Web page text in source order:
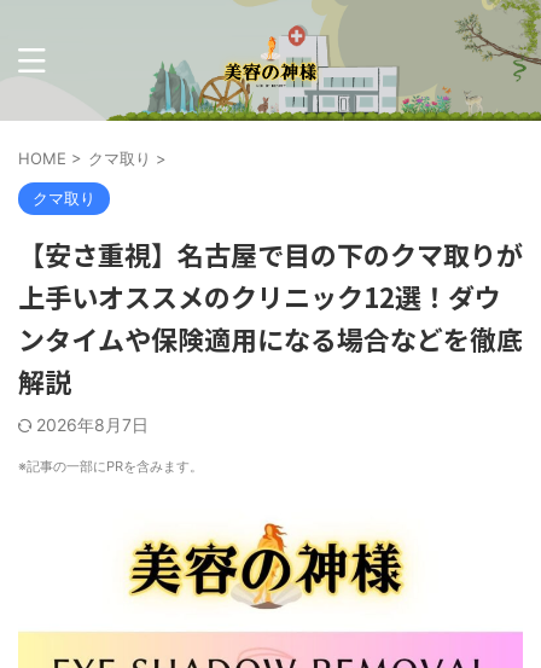
HOME > クマ取り >
クマ取り
【安さ重視】名古屋で目の下のクマ取りが
上手いオススメのクリニック12選！ダウ
ンタイムや保険適用になる場合などを徹底
解説
2026年8月7日
※記事の一部にPRを含みます。